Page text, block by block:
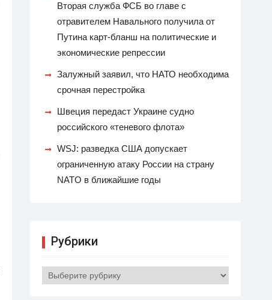
Вторая служба ФСБ во главе с
отравителем Навального получила от
Путина карт-бланш на политические и
экономические репрессии
Залужный заявил, что НАТО необходима
срочная перестройка
Швеция передаст Украине судно
российского «теневого флота»
WSJ: разведка США допускает
ограниченную атаку России на страну
NATO в ближайшие годы
Рубрики
Рубрики